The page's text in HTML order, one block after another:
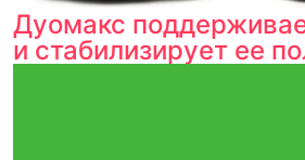
Дуомакс
и стабилизирует ее